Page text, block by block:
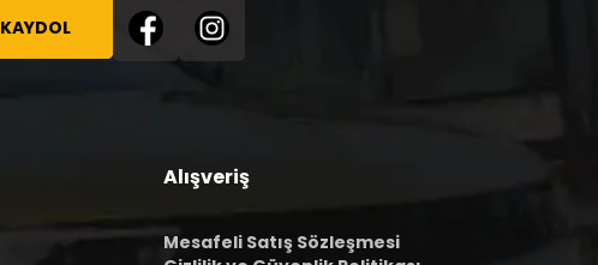
KAYDOL
Alışveriş
Mesafeli Satış Sözleşmesi